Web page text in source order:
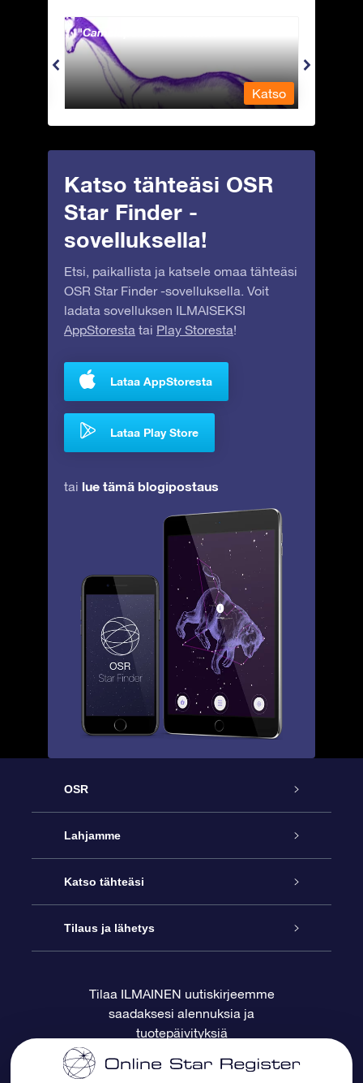
Camelopardalis - Kirahvi
Katso
Katso tähteäsi OSR
Star Finder -
sovelluksella!
Etsi, paikallista ja katsele omaa tähteäsi
OSR Star Finder -sovelluksella. Voit
ladata sovelluksen ILMAISEKSI
AppStoresta tai Play Storesta!
Lataa AppStoresta
Lataa Play Store
tai lue tämä blogipostaus
OSR
Palvelu
Ota meihin yhteyttä
Blogi
Arvostelut
Lahjamme
Online Star -lahja
OSR-lahjapakkaus
OSR-lahjakortti
Yrityslahjat
Katso tähteäsi
Star Register
Henkilökohtainen Tähtisivu
One Million Stars
Tilaus ja lähetys
Maksutiedot
Toimitustiedot
Tilaa ILMAINEN uutiskirjeemme
saadaksesi alennuksia ja
tuotepäivityksiä